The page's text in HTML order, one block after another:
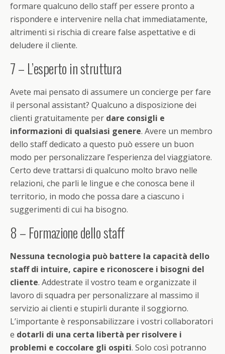
formare qualcuno dello staff per essere pronto a
rispondere e intervenire nella chat immediatamente,
altrimenti si rischia di creare false aspettative e di
deludere il cliente.
7 – L’esperto in struttura
Avete mai pensato di assumere un concierge per fare
il personal assistant? Qualcuno a disposizione dei
clienti gratuitamente per dare consigli e
informazioni di qualsiasi genere. Avere un membro
dello staff dedicato a questo può essere un buon
modo per personalizzare l’esperienza del viaggiatore.
Certo deve trattarsi di qualcuno molto bravo nelle
relazioni, che parli le lingue e che conosca bene il
territorio, in modo che possa dare a ciascuno i
suggerimenti di cui ha bisogno.
8 – Formazione dello staff
Nessuna tecnologia può battere la capacità dello
staff di intuire, capire e riconoscere i bisogni del
cliente. Addestrate il vostro team e organizzate il
lavoro di squadra per personalizzare al massimo il
servizio ai clienti e stupirli durante il soggiorno.
L’importante è responsabilizzare i vostri collaboratori
e dotarli di una certa libertà per risolvere i
problemi e coccolare gli ospiti. Solo così potranno